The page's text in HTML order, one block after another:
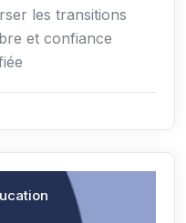
les transitions
et confiance